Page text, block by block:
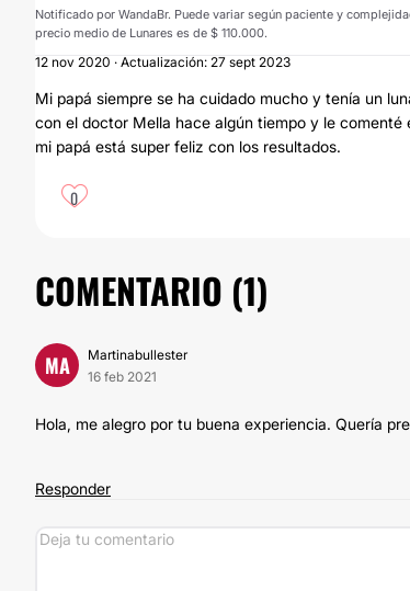
Notificado por WandaBr. Puede variar según paciente y
precio medio de Lunares es de $ 110.000.
12 nov 2020 · Actualización: 27 sept 2023
Mi papá siempre se ha cuidado mucho y tenía un
con el doctor Mella hace algún tiempo y le
mi papá está super feliz con los resultados.
0
COMENTARIO (1)
MA
Martinabullester
16 feb 2021
Hola, me alegro por tu buena experiencia. Quería
Responder